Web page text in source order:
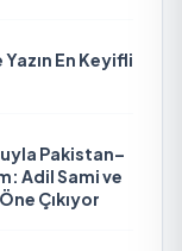
Yazın En Keyifli
Pakistan–
Adil Sami ve
Çıkıyor